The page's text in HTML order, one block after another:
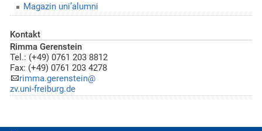
Magazin uni’alumni
Kontakt
Rimma Gerenstein
Tel.: (+49) 0761 203 8812
Fax: (+49) 0761 203 4278
rimma.gerenstein@
zv.uni-freiburg.de